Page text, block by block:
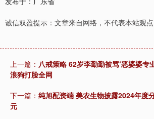
诚信双盈提示：文章来自网络，不代表本站观点
上一篇： 八戒策略 62岁李勤勤被骂‘恶婆婆专
浪狗打脸全网
下一篇： 纯旭配资端 美农生物披露2024年度
元